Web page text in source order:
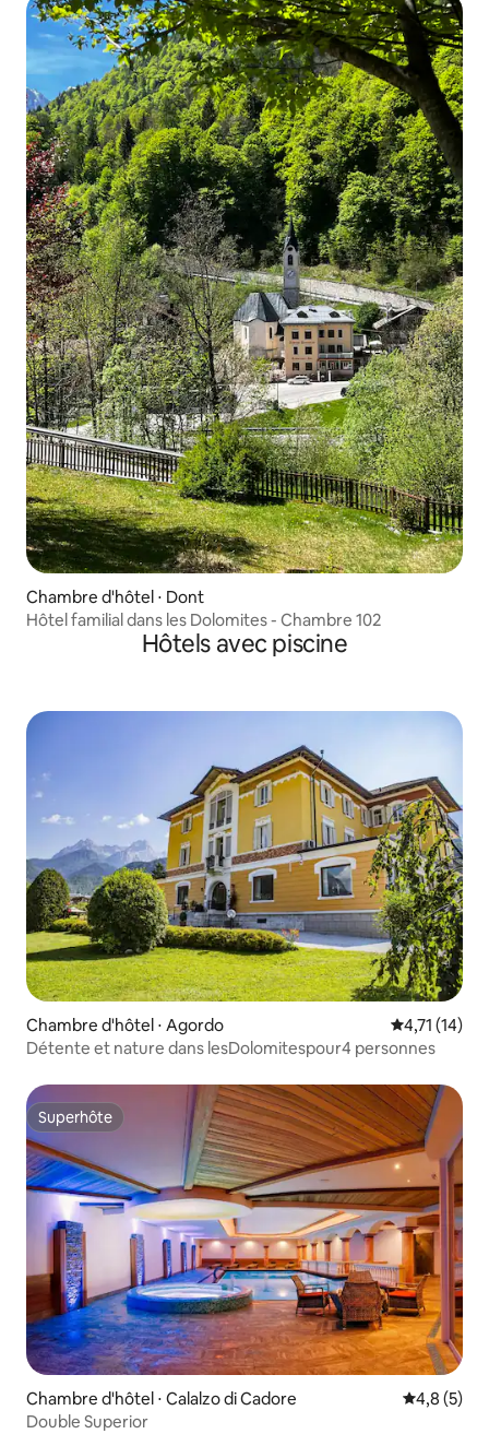
Chambre d'hôtel ⋅ Dont
Hôtel familial dans les Dolomites - Chambre 102
Hôtels avec piscine
Chambre d'hôtel ⋅ Agordo Évaluation
4,71 (14)
Détente et nature dans lesDolomitespour4 personnes
Superhôte
Superhôte
Chambre d'hôtel ⋅ Calalzo di Cadore Évaluation
4,8 (5)
Double Superior